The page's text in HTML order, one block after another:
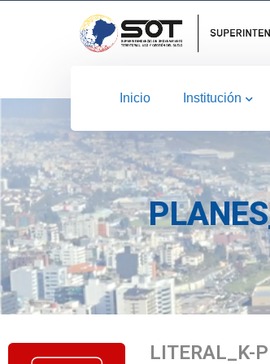
Inicio Institución
LITERAL_K-